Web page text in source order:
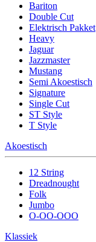
Bariton
Double Cut
Elektrisch Pakket
Heavy
Jaguar
Jazzmaster
Mustang
Semi Akoestisch
Signature
Single Cut
ST Style
T Style
Akoestisch
12 String
Dreadnought
Folk
Jumbo
O-OO-OOO
Klassiek